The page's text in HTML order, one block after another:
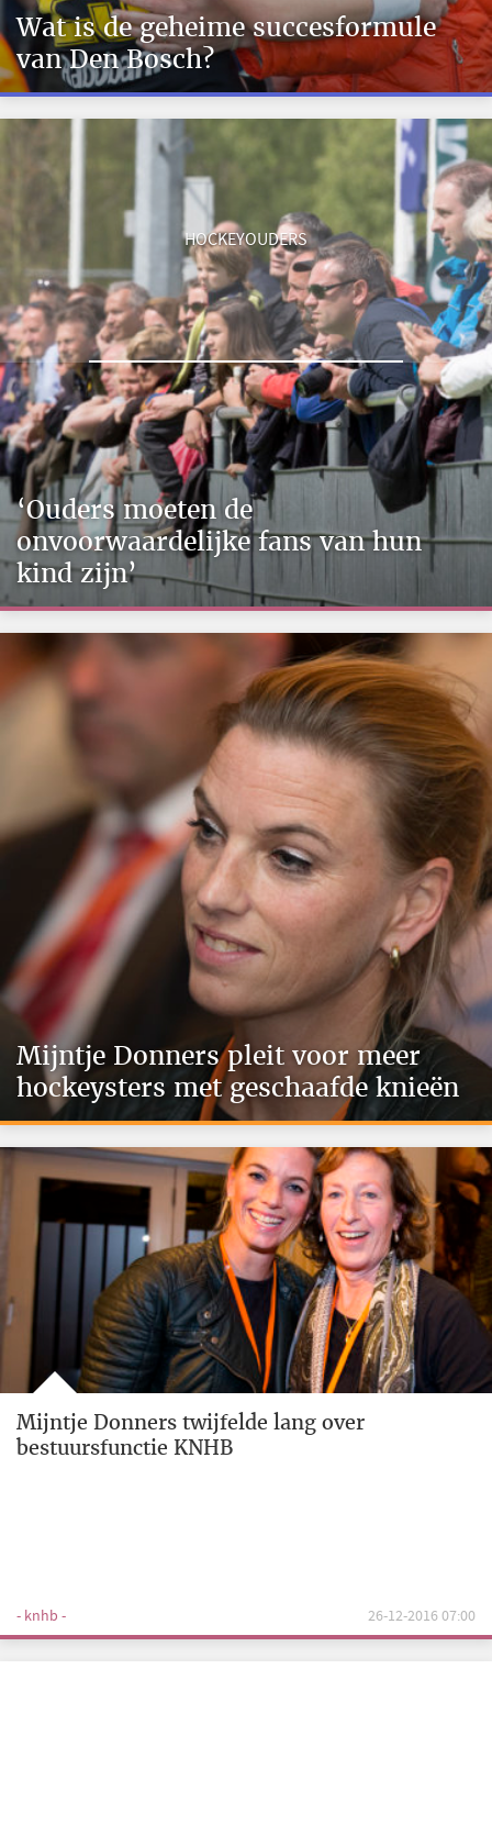
Wat is de geheime succesformule
van Den Bosch?
HOCKEYOUDERS
‘Ouders moeten de
onvoorwaardelijke fans van hun
kind zijn’
Mijntje Donners pleit voor meer
hockeysters met geschaafde knieën
Mijntje Donners twijfelde lang over
bestuursfunctie KNHB
- knhb - 26-12-2016 07:00